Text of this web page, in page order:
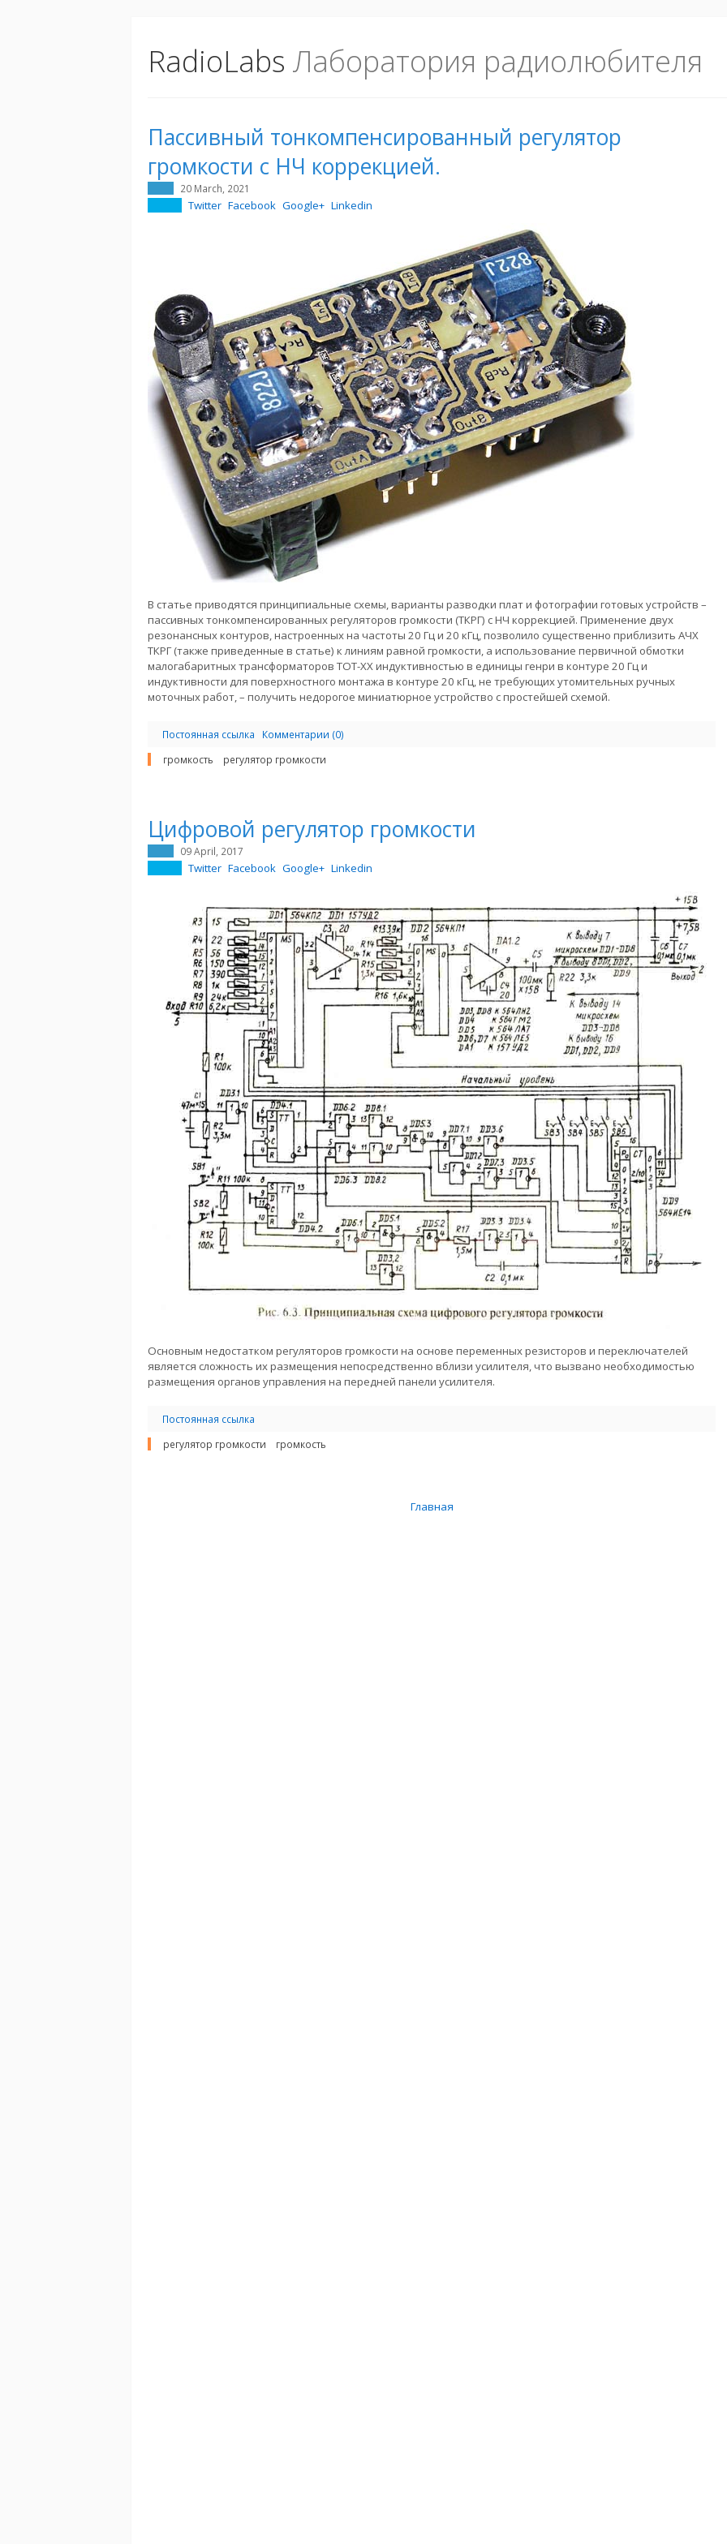
RadioLabs Лаборатория радиолюбителя
Пассивный тонкомпенсированный регулятор
громкости с НЧ коррекцией.
20 March, 2021
Twitter Facebook Google+ Linkedin
В статье приводятся принципиальные схемы, варианты разводки плат и фотографии готовых устройств –
пассивных тонкомпенсированных регуляторов громкости (ТКРГ) с НЧ коррекцией. Применение двух
резонансных контуров, настроенных на частоты 20 Гц и 20 кГц, позволило существенно приблизить АЧХ
ТКРГ (также приведенные в статье) к линиям равной громкости, а использование первичной обмотки
малогабаритных трансформаторов ТОТ-XX индуктивностью в единицы генри в контуре 20 Гц и
индуктивности для поверхностного монтажа в контуре 20 кГц, не требующих утомительных ручных
моточных работ, – получить недорогое миниатюрное устройство с простейшей схемой.
Постоянная ссылка
Комментарии (0)
громкость
регулятор громкости
Цифровой регулятор громкости
09 April, 2017
Twitter Facebook Google+ Linkedin
Основным недостатком регуляторов громкости на основе переменных резисторов и переключателей
является сложность их размещения непосредственно вблизи усилителя, что вызвано необходимостью
размещения органов управления на передней панели усилителя.
Постоянная ссылка
регулятор громкости
громкость
Главная